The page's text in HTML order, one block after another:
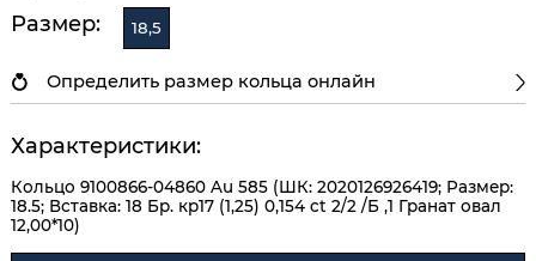
Размер:
18,5
Определить размер кольца онлайн
Характеристики:
Кольцо 9100866-04860 Au 585 (ШК: 2020126926419; Размер:
18.5; Вставка: 18 Бр. кр17 (1,25) 0,154 ct 2/2 /Б ,1 Гранат овал
12,00*10)